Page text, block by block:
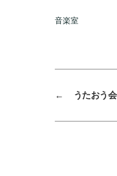
音楽室
← うたおう会